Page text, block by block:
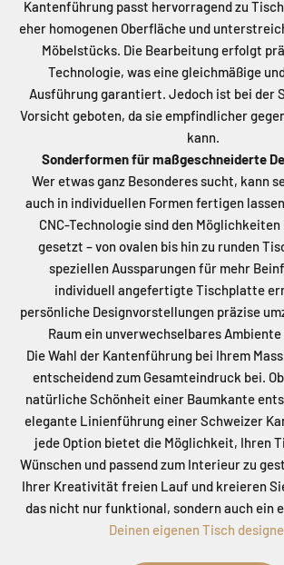
Kantenführung passt hervorragend zu
eher homogenen Oberfläche und
Möbelstücks. Die Bearbeitung erfolgt
Technologie, was eine gleichmäßige
Ausführung garantiert. Jedoch ist bei der
Vorsicht geboten, da sie empfindlicher
kann.
Sonderformen für maßgeschneiderte
Wer etwas ganz Besonderes sucht, kann
auch in individuellen Formen fertigen
CNC-Technologie sind den Möglichkeiten
gesetzt – von ovalen bis hin zu runden
speziellen Aussparungen für mehr
individuell angefertigte Tischplatte
persönliche Designvorstellungen präzise
Raum ein unverwechselbares
Die Wahl der Kantenführung bei Ihrem
entscheidend zum Gesamteindruck bei.
natürliche Schönheit einer Baumkante
elegante Linienführung einer Schweizer
jede Option bietet die Möglichkeit, Ihren
Wünschen und passend zum Interieur zu
Ihrer Kreativität freien Lauf und kreieren
das nicht nur funktional, sondern auch ein
Deinen eigenen Tisch